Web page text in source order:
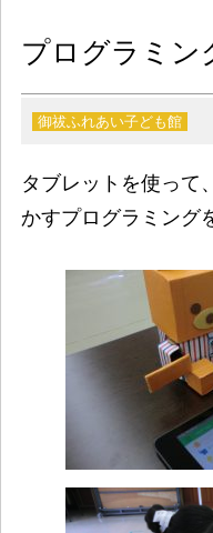
プログラミン
御祓ふれあい子ども館
タブレットを使って
かすプログラミング